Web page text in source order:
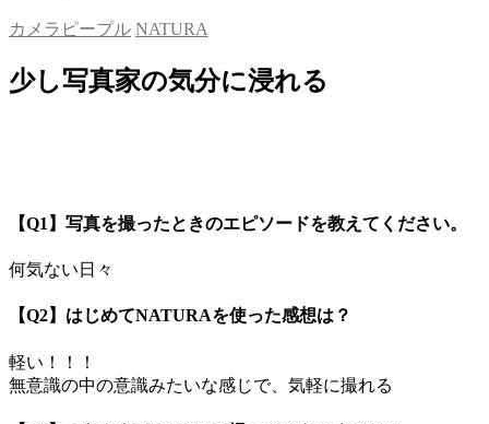
カメラピープル NATURA
少し写真家の気分に浸れる
【Q1】写真を撮ったときのエピソードを教えてください。
何気ない日々
【Q2】はじめてNATURAを使った感想は？
軽い！！！
無意識の中の意識みたいな感じで、気軽に撮れる